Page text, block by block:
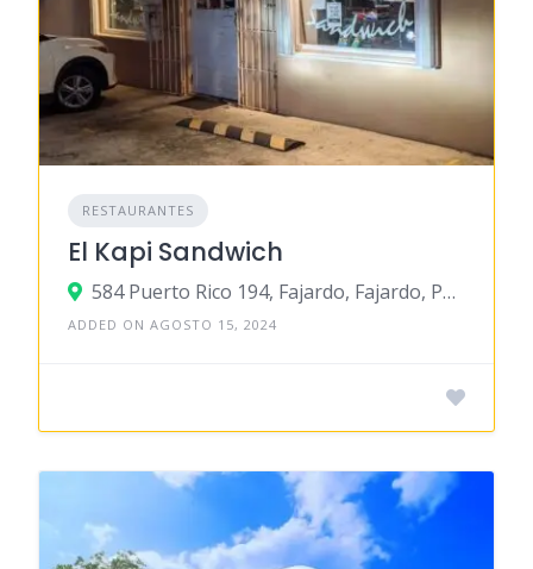
RESTAURANTES
El Kapi Sandwich
584 Puerto Rico 194, Fajardo, Fajardo, Puerto Rico
ADDED ON AGOSTO 15, 2024